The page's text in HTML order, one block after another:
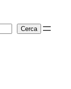
Cerca